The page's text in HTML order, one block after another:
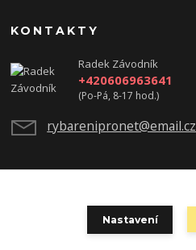
KONTAKTY
Radek Závodník
+420606963641
(Po-Pá, 8-17 hod.)
rybarenipronet@email.cz
Nastavení